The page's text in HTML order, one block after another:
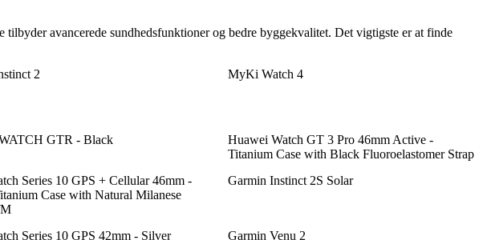
avancerede sundhedsfunktioner og bedre byggekvalitet. Det vigtigste er at finde
2 MyKi Watch 4
GTR - Black
Huawei Watch GT 3 Pro 46mm Active -
Titanium Case with Black Fluoroelastomer Strap
Series 10 GPS + Cellular 46mm -
Case with Natural Milanese
Garmin Instinct 2S Solar
Series 10 GPS 42mm - Silver
Garmin Venu 2